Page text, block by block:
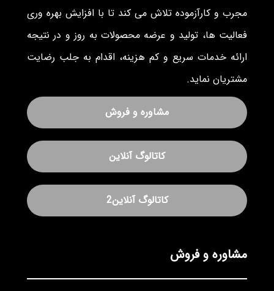
مجرب و کارآزموده تلاش می کند تا با افزایش بهره وری
فعالیت ها، تولید و عرضه محصولات به روز و در نتیجه
ارائه خدمات سریع و کم هزینه، اقدام به جلب رضایت
مشتریان نماید.
مشاوره و فروش
کاتالوگ آنلاین
کاتالوگ آنلاین2
مشاوره و فروش